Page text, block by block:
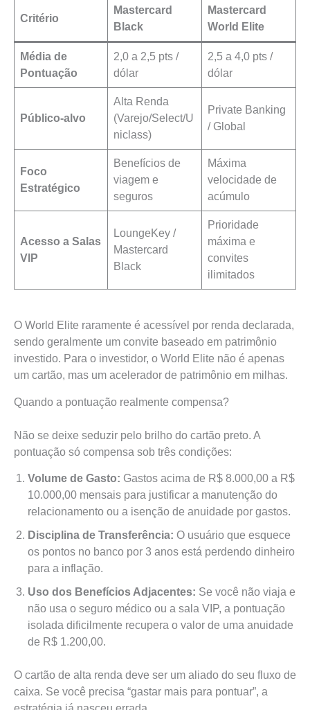
Critério
Mastercard
Black
Mastercard
World Elite
Média de
Pontuação
2,0 a 2,5 pts /
dólar
2,5 a 4,0 pts /
dólar
Público-alvo
Alta Renda
(Varejo/Select/U
niclass)
Private Banking
/ Global
Foco
Estratégico
Benefícios de
viagem e
seguros
Máxima
velocidade de
acúmulo
Acesso a Salas
VIP
LoungeKey /
Mastercard
Black
Prioridade
máxima e
convites
ilimitados
O World Elite raramente é acessível por renda declarada,
sendo geralmente um convite baseado em patrimônio
investido. Para o investidor, o World Elite não é apenas
um cartão, mas um acelerador de patrimônio em milhas.
Quando a pontuação realmente compensa?
Não se deixe seduzir pelo brilho do cartão preto. A
pontuação só compensa sob três condições:
Volume de Gasto: Gastos acima de R$ 8.000,00 a R$
10.000,00 mensais para justificar a manutenção do
relacionamento ou a isenção de anuidade por gastos.
Disciplina de Transferência: O usuário que esquece
os pontos no banco por 3 anos está perdendo dinheiro
para a inflação.
Uso dos Benefícios Adjacentes: Se você não viaja e
não usa o seguro médico ou a sala VIP, a pontuação
isolada dificilmente recupera o valor de uma anuidade
de R$ 1.200,00.
O cartão de alta renda deve ser um aliado do seu fluxo de
caixa. Se você precisa “gastar mais para pontuar”, a